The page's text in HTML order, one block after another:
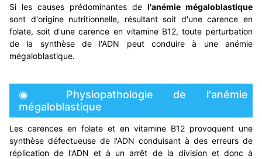
Si les causes prédominantes de l'anémie mégaloblastique
sont d'origine nutritionnelle, résultant soit d'une carence en
folate, soit d'une carence en vitamine B12, toute perturbation
de la synthèse de l'ADN peut conduire à une anémie
mégaloblastique.
◉ Physiopathologie de l'anémie
mégaloblastique
Les carences en folate et en vitamine B12 provoquent une
synthèse défectueuse de l'ADN conduisant à des erreurs de
réplication de l'ADN et à un arrêt de la division et donc à